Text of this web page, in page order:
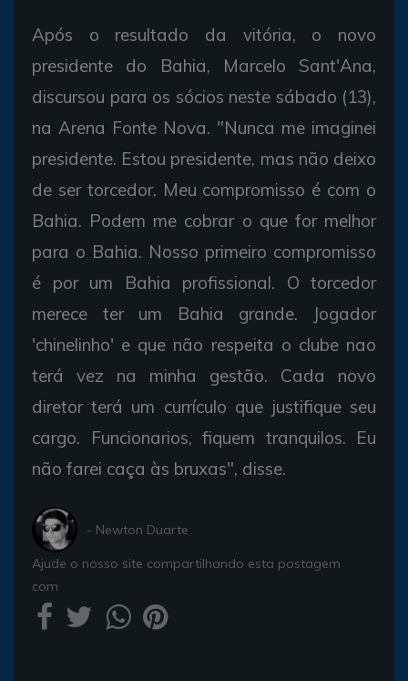
Após o resultado da vitória, o novo
presidente do Bahia, Marcelo Sant'Ana,
discursou para os sócios neste sábado (13),
na Arena Fonte Nova. "Nunca me imaginei
presidente. Estou presidente, mas não deixo
de ser torcedor. Meu compromisso é com o
Bahia. Podem me cobrar o que for melhor
para o Bahia. Nosso primeiro compromisso
é por um Bahia profissional. O torcedor
merece ter um Bahia grande. Jogador
'chinelinho' e que não respeita o clube nao
terá vez na minha gestão. Cada novo
diretor terá um currículo que justifique seu
cargo. Funcionarios, fiquem tranquilos. Eu
não farei caça às bruxas", disse.
- Newton Duarte
Ajude o nosso site compartilhando esta postagem
com